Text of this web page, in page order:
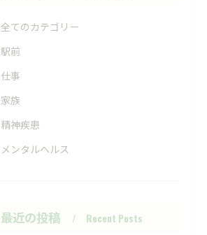
全てのカテゴリー
駅前
仕事
家族
精神疾患
メンタルヘルス
最近の投稿 Recent Posts